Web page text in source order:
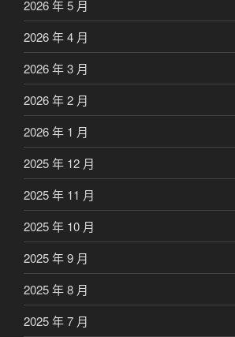
2026 年 5 月
2026 年 4 月
2026 年 3 月
2026 年 2 月
2026 年 1 月
2025 年 12 月
2025 年 11 月
2025 年 10 月
2025 年 9 月
2025 年 8 月
2025 年 7 月